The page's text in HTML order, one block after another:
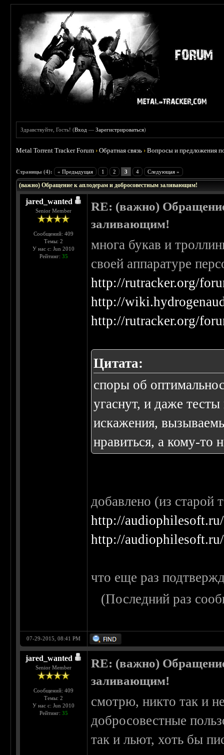
Здравствуйте, Гость! (Вход —Зарегистрироваться)
Metal Torrent Tracker Forum ›Обратная связь ›Вопросы и предложения
Страницы (4): « Предыдущая 1 2 3 4 Следующая »
(важно) Обращение к аплодерам и добросовестным заливающим!
jared_wanted
Senior Member
Сообщений: 409
Темы: 2
У нас с: Jun 2010
Рейтинг: 35
RE: (важно)
заливающим!
многа букав и
своей аппаратуре
http://rutracker.org/
http://
http://rutracker.org/
Цитата:
споры об
угаснут, и даже
искажения,
нравиться, а кому-то
добавлено (из старой
http://
http://
что еще раз
(Последний раз
07-29-2015, 08:41 PM
jared_wanted
Senior Member
Сообщений: 409
Темы: 2
У нас с: Jun 2010
Рейтинг: 35
RE: (важно)
заливающим!
смотрю, никто так и
добросовестные
так и льют, хоть бы